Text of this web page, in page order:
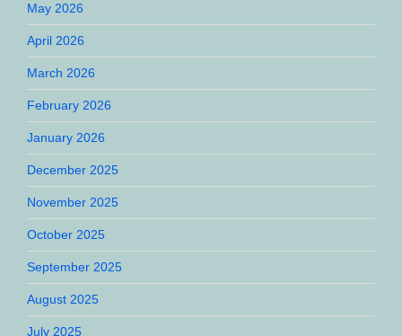
May 2026
April 2026
March 2026
February 2026
January 2026
December 2025
November 2025
October 2025
September 2025
August 2025
July 2025